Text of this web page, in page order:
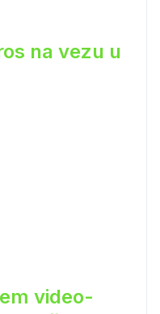
na vezu u
video-